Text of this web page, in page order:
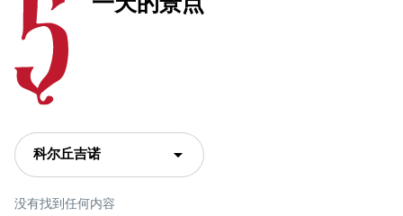
一天的景点
科尔丘吉诺
没有找到任何内容